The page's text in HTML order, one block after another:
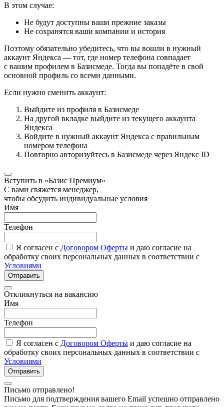
В этом случае:
Не будут доступны ваши прежние заказы
Не сохранятся ваши компании и история
Поэтому обязательно убедитесь, что вы вошли в нужный
аккаунт Яндекса — тот, где номер телефона совпадает
с вашим профилем в Базисмеде. Тогда вы попадёте в свой
основной профиль со всеми данными.
Если нужно сменить аккаунт:
Выйдите из профиля в Базисмеде
На другой вкладке выйдите из текущего аккаунта
Яндекса
Войдите в нужный аккаунт Яндекса с правильным
номером телефона
Повторно авторизуйтесь в Базисмеде через Яндекс ID
Вступить в «Базис Премиум»
С вами свяжется менеджер,
чтобы обсудить индивидуальные условия
Имя
Телефон
Я согласен с Договором Оферты и даю согласие на
обработку своих персональных данных в соответствии с
Условиями
Отправить
Откликнуться на вакансию
Имя
Телефон
Я согласен с Договором Оферты и даю согласие на
обработку своих персональных данных в соответствии с
Условиями
Отправить
Письмо отправлено!
Письмо для подтверждения вашего Email успешно отправлено